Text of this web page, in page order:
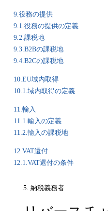
9.役務の提供
9.1.役務の提供の定義
9.2.課税地
9.3.B2Bの課税地
9.4.B2Cの課税地
10.EU域内取得
10.1.域内取得の定義
11.輸入
11.1.輸入の定義
11.2.輸入の課税地
12.VAT還付
12.1.VAT還付の条件
5. 納税義務者